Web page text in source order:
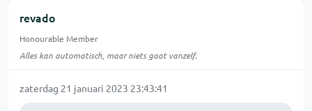
revado
Honourable Member
Alles kan automatisch, maar niets gaat vanzelf.
zaterdag 21 januari 2023 23:43:41